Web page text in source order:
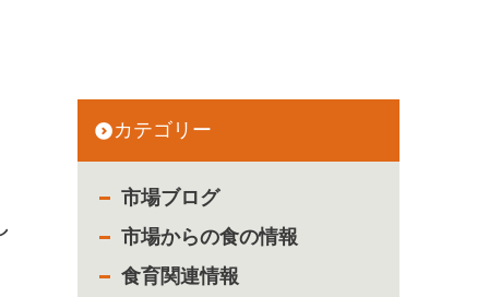
カテゴリー
市場ブログ
市場からの食の情報
食育関連情報